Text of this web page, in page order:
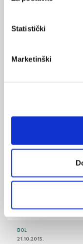
Statistički
Marketinški
26.01.2021.
Nacionalni dan
11.12.2019.
Citološka
NAJPOPULARNIJE
BOL
21.10.2015.